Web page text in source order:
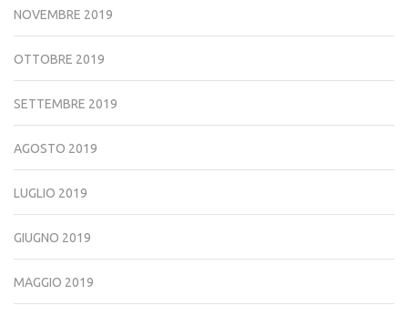
NOVEMBRE 2019
OTTOBRE 2019
SETTEMBRE 2019
AGOSTO 2019
LUGLIO 2019
GIUGNO 2019
MAGGIO 2019